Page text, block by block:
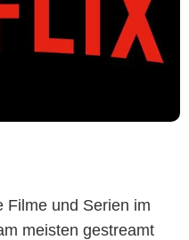
Filme und Serien im
meisten gestreamt